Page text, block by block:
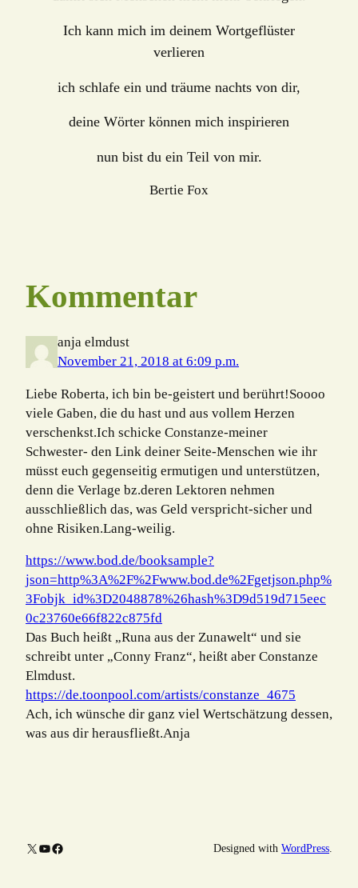
Ich kann mich im deinem Wortgeflüster
verlieren
ich schlafe ein und träume nachts von dir,
deine Wörter können mich inspirieren
nun bist du ein Teil von mir.
Bertie Fox
Kommentar
anja elmdust
November 21, 2018 at 6:09 p.m.
Liebe Roberta, ich bin be-geistert und berührt!Soooo
viele Gaben, die du hast und aus vollem Herzen
verschenkst.Ich schicke Constanze-meiner
Schwester- den Link deiner Seite-Menschen wie ihr
müsst euch gegenseitig ermutigen und unterstützen,
denn die Verlage bz.deren Lektoren nehmen
ausschließlich das, was Geld verspricht-sicher und
ohne Risiken.Lang-weilig.
https://www.bod.de/booksample?
json=http%3A%2F%2Fwww.bod.de%2Fgetjson.php%
3Fobjk_id%3D2048878%26hash%3D9d519d715eec
0c23760e66f822c875fd
Das Buch heißt „Runa aus der Zunawelt“ und sie
schreibt unter „Conny Franz“, heißt aber Constanze
Elmdust.
https://de.toonpool.com/artists/constanze_4675
Ach, ich wünsche dir ganz viel Wertschätzung dessen,
was aus dir herausfließt.Anja
X YouTube
Facebook Designed with WordPress.